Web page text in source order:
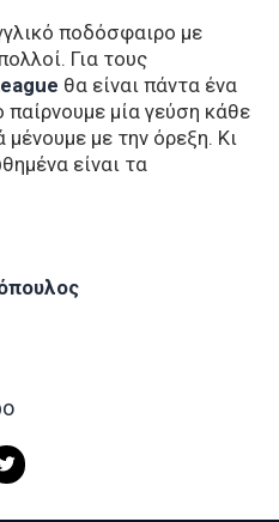
ποδόσφαιρο με
Για τους
θα είναι πάντα ένα
μία γεύση κάθε
με την όρεξη. Κι
είναι τα